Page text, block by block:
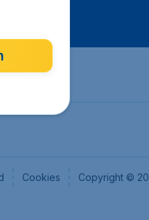
Cookies Copyright ©